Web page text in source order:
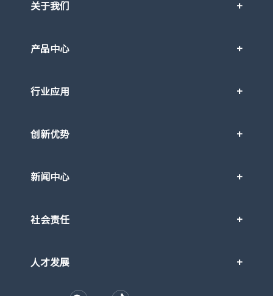
关于我们
产品中心
行业应用
创新优势
新闻中心
社会责任
人才发展